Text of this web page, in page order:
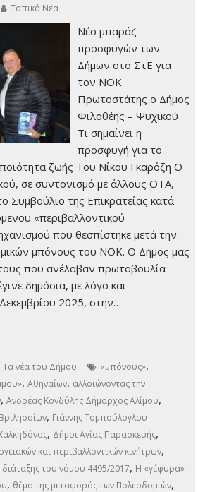
Τοπικά Νέα
Νέο μπαράζ
προσφυγών των
Δήμων στο ΣτΕ για
τον ΝΟΚ
Πρωτοστάτης ο Δήμος
Φιλοθέης – Ψυχικού
Τι σημαίνει η
προσφυγή για το
ζωής Του Νίκου Γκαρόζη Ο
σε συντονισμό με άλλους ΟΤΑ,
Συμβούλιο της Επικρατείας κατά
«περιβαλλοντικού
που θεσπίστηκε μετά την
μπόνους του ΝΟΚ. Ο Δήμος μας
που ανέλαβαν πρωτοβουλία
δημόσια, με λόγο και
2025, στην…
Τα νέα του Δήμου «μπόνους»,
,Αθηναίων, αλλοιώνοντας την
,Ανδρέας Κονδύλης Δήμαρχος Αλίμου,
Βριλησσίων, Γιάννης Τομπούλογλου
, Δήμοι Αγίας Παρασκευής,
και περιβαλλοντικών κινήτρων,
του νόμου 4495/2017, Η «γέφυρα»
, θέμα της μεταφοράς των Πολεοδομιών,